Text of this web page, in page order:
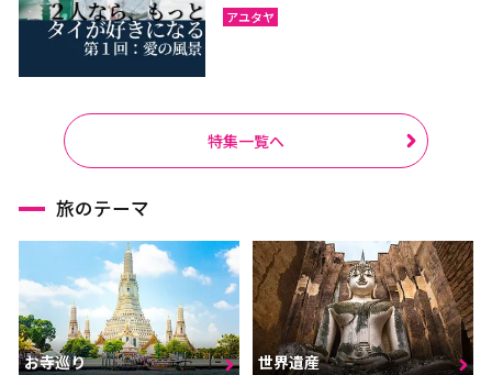
アユタヤ
特集一覧へ
旅のテーマ
お寺巡り 世界遺産